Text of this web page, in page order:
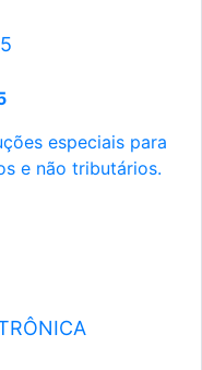
especiais para
e não tributários.